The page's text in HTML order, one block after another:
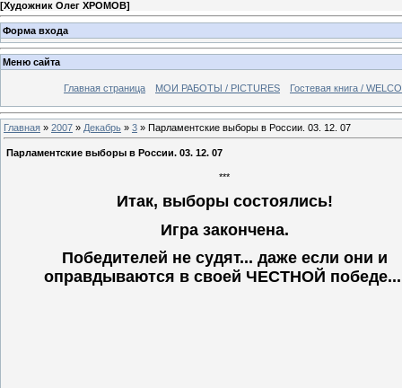
[Художник Олег ХРОМОВ]
Форма входа
Меню сайта
Главная страница МОИ РАБОТЫ / PICTURES Гостевая книга /
Главная » 2007 » Декабрь » 3 » Парламентские выборы в России. 03. 12. 07
Парламентские выборы в России. 03. 12. 07
***
Итак, выборы состоялись!
Игра закончена.
Победителей не судят... даже если они и
оправдываются в своей ЧЕСТНОЙ